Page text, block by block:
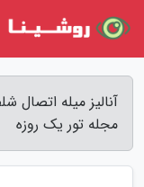
مجله تور یک روزه